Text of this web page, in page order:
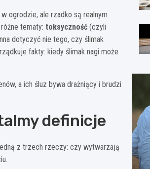
ogrodzie, ale rzadko są realnym
tematy: toksyczność (czyli
dotyczyć nie tego, czy ślimak
fakty: kiedy ślimak nagi może
a ich śluz bywa drażniący i brudzi
definicje
z trzech rzeczy: czy wytwarzają